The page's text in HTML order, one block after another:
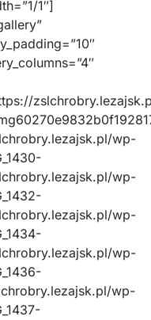
1″]
wp-
wp-
wp-
wp-
wp-